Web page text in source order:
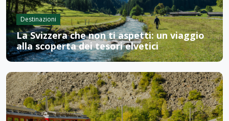
Destinazioni
La Svizzera che non ti aspetti: un viaggio
alla scoperta dei tesori elvetici